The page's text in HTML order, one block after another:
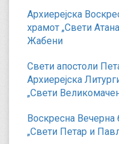
Архиерејска
храмот „Свети
Жабени
Свети апостоли
Архиерејска
„Свети
Воскресна Вечерна
„Свети Петар и